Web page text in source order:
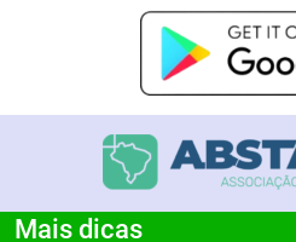
Mais dicas